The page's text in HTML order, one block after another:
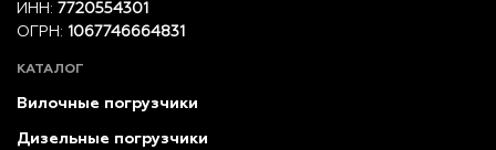
ИНН: 7720554301
ОГРН: 1067746664831
КАТАЛОГ
Вилочные погрузчики
Дизельные погрузчики